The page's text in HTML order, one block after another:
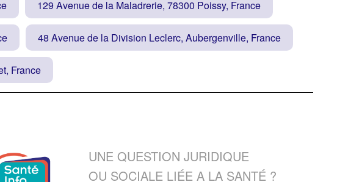
129 Avenue de la Maladrerie, 78300 Poissy, France
48 Avenue de la Division Leclerc, Aubergenville, France
France
de poursuivre, de reprendre ou de démarrer une activité
accessibles à tous et gratuitsUNE QUESTION JURIDIQUE
OU SOCIALE LIÉE A LA SANTÉ ?